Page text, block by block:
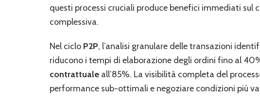
questi processi cruciali produce benefici immediati sul
complessiva.
Nel ciclo P2P, l’analisi granulare delle transazioni
riducono i tempi di elaborazione degli ordini fino al
contrattuale all’85%. La visibilità completa del
performance sub-ottimali e negoziare condizioni più